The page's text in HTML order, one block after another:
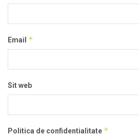
Email *
Sit web
Politica de confidentialitate *